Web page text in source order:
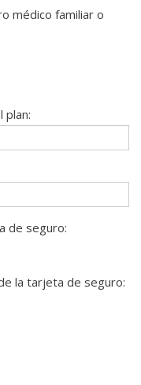
médico familiar o
plan:
de seguro:
la tarjeta de seguro: